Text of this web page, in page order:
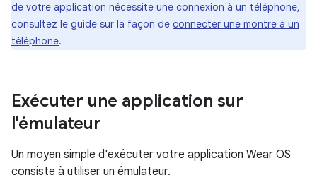
de votre application nécessite une connexion à un téléphone,
consultez le guide sur la façon de connecter une montre à un
téléphone.
Exécuter une application sur
l'émulateur
Un moyen simple d'exécuter votre application Wear OS
consiste à utiliser un émulateur.